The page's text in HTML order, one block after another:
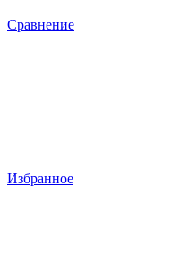
Сравнение
Избранное